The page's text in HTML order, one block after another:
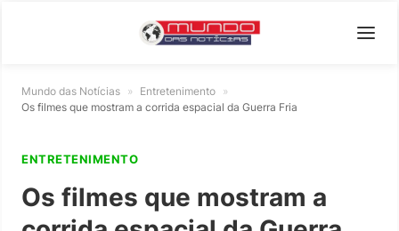
Mundo das Notícias » Entretenimento »
Os filmes que mostram a corrida espacial da Guerra Fria
ENTRETENIMENTO
Os filmes que mostram a